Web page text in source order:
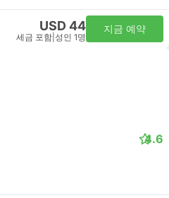
USD 44
세금 포함 성인 1명
지금 예약
4.6